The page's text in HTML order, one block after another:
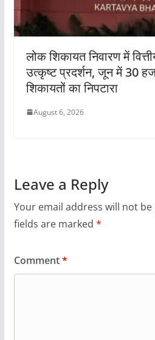
लोक शिकायत निवारण में
उत्कृष्ट प्रदर्शन, जून में 30
शिकायतों का निपटारा
August 6, 2026
Leave a Reply
Your email address will not
fields are marked *
Comment*